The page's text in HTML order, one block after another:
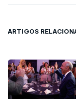
ARTIGOS